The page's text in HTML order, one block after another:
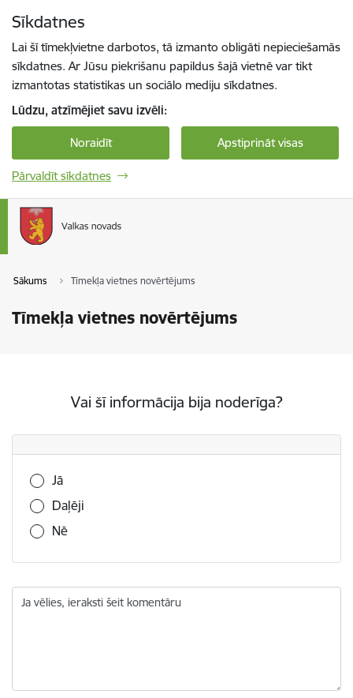
Sīkdatnes
Lai šī tīmekļvietne darbotos, tā izmanto obligāti nepieciešamās
sīkdatnes. Ar Jūsu piekrišanu papildus šajā vietnē var tikt
izmantotas statistikas un sociālo mediju sīkdatnes.
Lūdzu, atzīmējiet savu izvēli:
Noraidīt Apstiprināt visas
Pārvaldīt sīkdatnes
Sākums Tīmekļa vietnes novērtējums
Tīmekļa vietnes novērtējums
Vai šī informācija bija noderīga?
Vai šī informācija bija noderīga?
Jā
Daļēji
Nē
Ja vēlies, ieraksti šeit komentāru